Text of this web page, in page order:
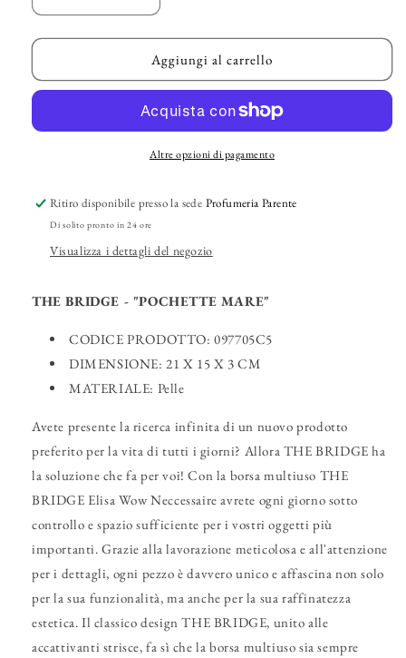
quantità
per
BRIDGE
&quot;Pochette
Mare&quot;
quantità
per
THE
BRIDGE
&quot;Pochette
Mare&quot;
Aggiungi al carrello
Altre opzioni di pagamento
Ritiro disponibile presso la sede Profumeria Parente
Di solito pronto in 24 ore
Visualizza i dettagli del negozio
THE BRIDGE - "POCHETTE MARE"
CODICE PRODOTTO: 097705C5
DIMENSIONE: 21 X 15 X 3 CM
MATERIALE: Pelle
Avete presente la ricerca infinita di un nuovo prodotto
preferito per la vita di tutti i giorni? Allora THE BRIDGE ha
la soluzione che fa per voi! Con la borsa multiuso THE
BRIDGE Elisa Wow Neccessaire avrete ogni giorno sotto
controllo e spazio sufficiente per i vostri oggetti più
importanti. Grazie alla lavorazione meticolosa e all'attenzione
per i dettagli, ogni pezzo è davvero unico e affascina non solo
per la sua funzionalità, ma anche per la sua raffinatezza
estetica. Il classico design THE BRIDGE, unito alle
accattivanti strisce, fa sì che la borsa multiuso sia sempre